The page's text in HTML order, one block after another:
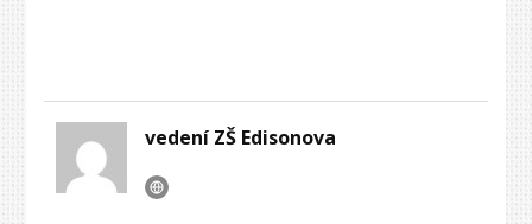
vedení ZŠ Edisonova